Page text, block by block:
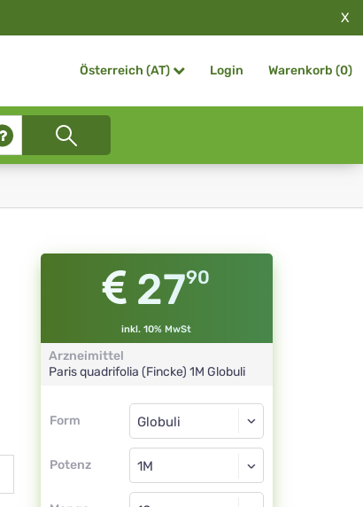
X
Österreich (AT) Login Warenkorb (0)
2790
inkl. 10% MwSt
Arzneimittel
Paris quadrifolia (Fincke) 1M Globuli
Form
Form
Potenz
Globuli
1M
Globuli